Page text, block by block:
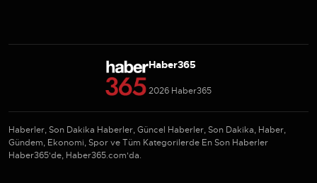
Haber365
2026 Haber365
Haberler, Son Dakika Haberler, Güncel Haberler, Son Dakika, Haber,
Gündem, Ekonomi, Spor ve Tüm Kategorilerde En Son Haberler
Haber365'de, Haber365.com'da.